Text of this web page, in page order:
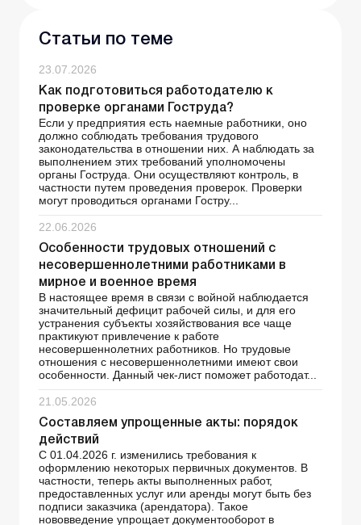
Статьи по теме
23.07.2026
Как подготовиться работодателю к
проверке органами Гоструда?
Если у предприятия есть наемные работники, оно
должно соблюдать требования трудового
законодательства в отношении них. А наблюдать за
выполнением этих требований уполномочены
органы Гоструда. Они осуществляют контроль, в
частности путем проведения проверок. Проверки
могут проводиться органами Гостру...
22.06.2026
Особенности трудовых отношений с
несовершеннолетними работниками в
мирное и военное время
В настоящее время в связи с войной наблюдается
значительный дефицит рабочей силы, и для его
устранения субъекты хозяйствования все чаще
практикуют привлечение к работе
несовершеннолетних работников. Но трудовые
отношения с несовершеннолетними имеют свои
особенности. Данный чек-лист поможет работодат...
21.05.2026
Составляем упрощенные акты: порядок
действий
С 01.04.2026 г. изменились требования к
оформлению некоторых первичных документов. В
частности, теперь акты выполненных работ,
предоставленных услуг или аренды могут быть без
подписи заказчика (арендатора). Такое
нововведение упрощает документооборот в